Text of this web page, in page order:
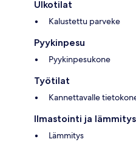
Ulkotilat
Kalustettu parveke
Pyykinpesu
Pyykinpesukone
Työtilat
Kannettavalle
Ilmastointi ja lämmitys
Lämmitys